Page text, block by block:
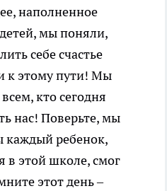
наполненное
мы поняли,
себе счастье
к этому пути! Мы
кто сегодня
нас! Поверьте, мы
каждый ребенок,
в этой школе, смог
этот день –